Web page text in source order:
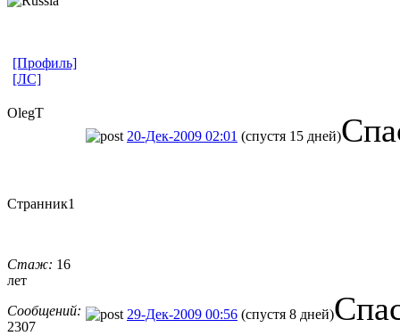
[Профиль]
[ЛС]
OlegT
20-Дек-2009 02:01 (спустя 15 дней)
Странник1
Стаж: 16
лет
Сообщений:
2307
29-Дек-2009 00:56 (спустя 8 дней)